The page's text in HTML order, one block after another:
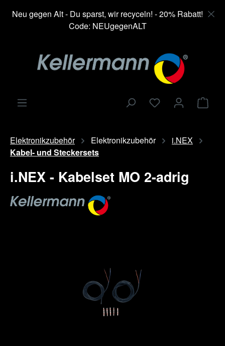
springen
Neu gegen Alt - Du sparst, wir recyceln! - 20% Rabatt!
Code: NEUgegenALT
Elektronikzubehör Elektronikzubehör
i.NEX
Kabel- und Steckersets
i.NEX - Kabelset MO 2-adrig